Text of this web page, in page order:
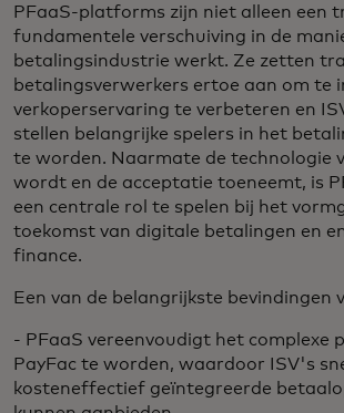
PFaaS-platforms zijn niet alleen een
fundamentele verschuiving in de
betalingsindustrie werkt. Ze zetten
betalingsverwerkers ertoe aan om te
verkoperservaring te verbeteren en
stellen belangrijke spelers in het
te worden. Naarmate de technologie
wordt en de acceptatie toeneemt, is
een centrale rol te spelen bij het
toekomst van digitale betalingen en
finance.
Een van de belangrijkste bevindingen
- PFaaS vereenvoudigt het complexe
PayFac te worden, waardoor ISV's
kosteneffectief geïntegreerde